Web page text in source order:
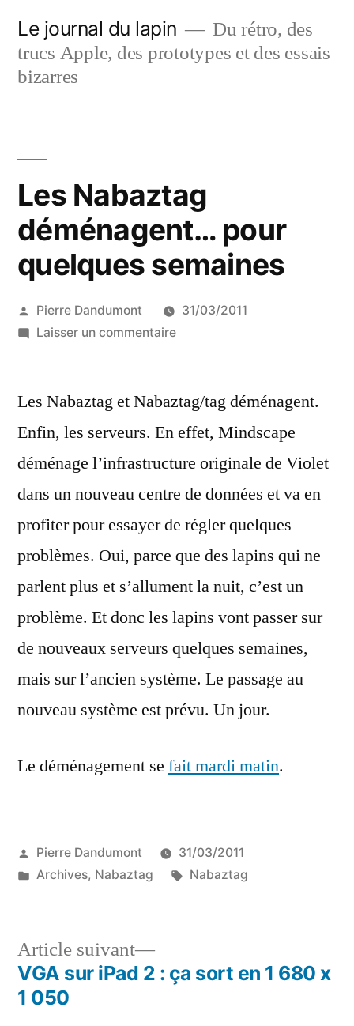
contenu
Le journal du lapin
Du rétro, des
trucs Apple, des prototypes et des essais
bizarres
Les Nabaztag
déménagent… pour
quelques semaines
Publié
par
Pierre Dandumont
31/03/2011
Laisser un commentairesur
déménagent…
quelques
semaines
Les Nabaztag et Nabaztag/tag déménagent.
Enfin, les serveurs. En effet, Mindscape
déménage l’infrastructure originale de Violet
dans un nouveau centre de données et va en
profiter pour essayer de régler quelques
problèmes. Oui, parce que des lapins qui ne
parlent plus et s’allument la nuit, c’est un
problème. Et donc les lapins vont passer sur
de nouveaux serveurs quelques semaines,
mais sur l’ancien système. Le passage au
nouveau système est prévu. Un jour.
Le déménagement se fait mardi matin.
Publié
par
Pierre Dandumont
31/03/2011
Publié
Archives, Nabaztag Étiquettes :
Nabaztag
Navigation
Article suivant
Article
suivant :
VGA sur iPad 2 : ça sort en 1 680 x
1 050